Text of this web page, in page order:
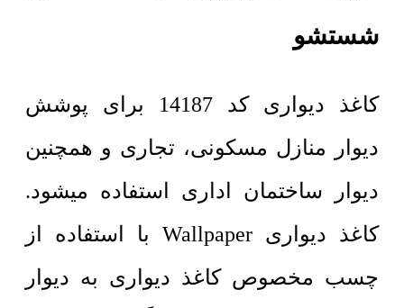
شستشو
کاغذ دیواری کد 14187 برای پوشش
دیوار منازل مسکونی، تجاری و همچنین
دیوار ساختمان اداری استفاده میشود.
کاغذ دیواری Wallpaper با استفاده از
چسب مخصوص کاغذ دیواری به دیوار